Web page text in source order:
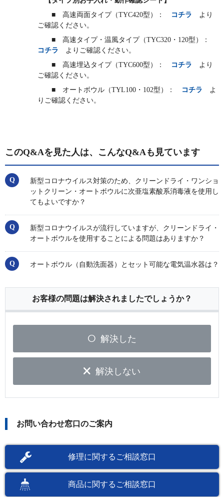
■ 高速両面タイプ（TYC420型）： コチラ より
ご確認ください。
■ 高速タイプ・温風タイプ（TYC320・120型）：
コチラ
よりご確認ください。
■ 高速埋込タイプ（TYC600型）：
コチラ より
ご確認ください。
■ オートボウル（TYL100・102型）：
コチラ
よ
りご確認ください。
このQ&Aを見た人は、こんなQ&Aも見ています
新型コロナウイルス対策のため、クリーンドライ・ワンショ
ットクリーン・オートボウルに次亜塩素酸系消毒液を使用し
てもよいですか？
新型コロナウイルスが流行していますが、クリーンドライ・
オートボウルを使用することによる問題はありますか？
オートボウル（自動洗面器）とセット可能な電気温水器は？
お客様の問題は解決されましたでしょうか？
解決した
解決しない
お問い合わせ窓口のご案内
修理に関するご相談窓口
商品に関するご相談窓口